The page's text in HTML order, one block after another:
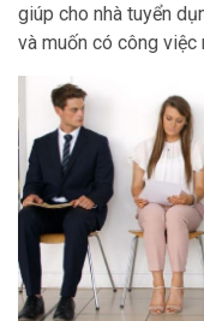
giúp cho nhà tuyển
và muốn có công việc